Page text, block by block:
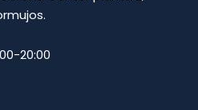
20:00